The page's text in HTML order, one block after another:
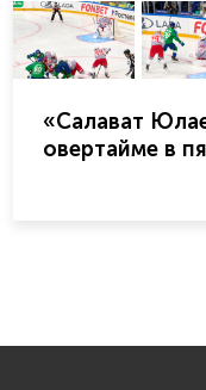
«Салават
овертайме в